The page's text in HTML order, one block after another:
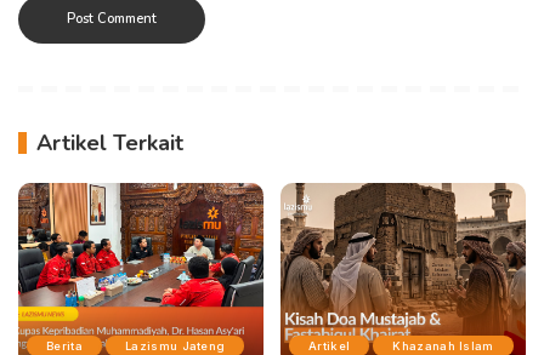
Artikel Terkait
Berita Lazismu Jateng Artikel Khazanah Islam